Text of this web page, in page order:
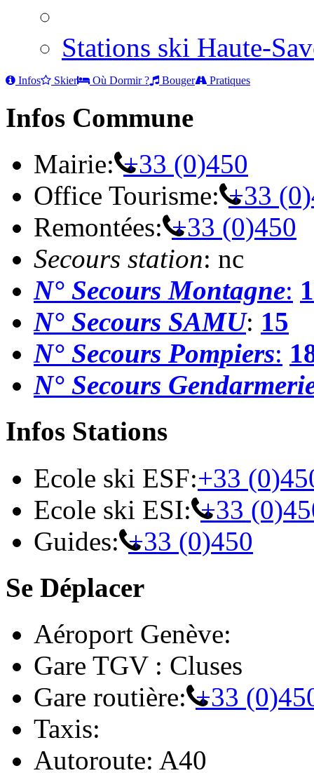
Stations ski Haute-
Infos Skier Où Dormir ? Bouger Pratiques
Infos Commune
Mairie: +33 (0)450
Office Tourisme: +33
Remontées: +33 (0)450
Secours station: nc
N° Secours Montagne:
N° Secours SAMU: 15
N° Secours Pompiers:
N° Secours
Infos Stations
Ecole ski ESF:+33
Ecole ski ESI: +33
Guides: +33 (0)450
Se Déplacer
Aéroport Genève:
Gare TGV : Cluses
Gare routière: +33
Taxis:
Autoroute: A40